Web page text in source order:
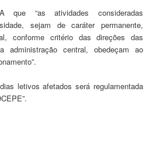
que “as atividades consideradas
sejam de caráter permanente,
conforme critério das direções das
administração central, obedeçam ao
letivos afetados será regulamentada